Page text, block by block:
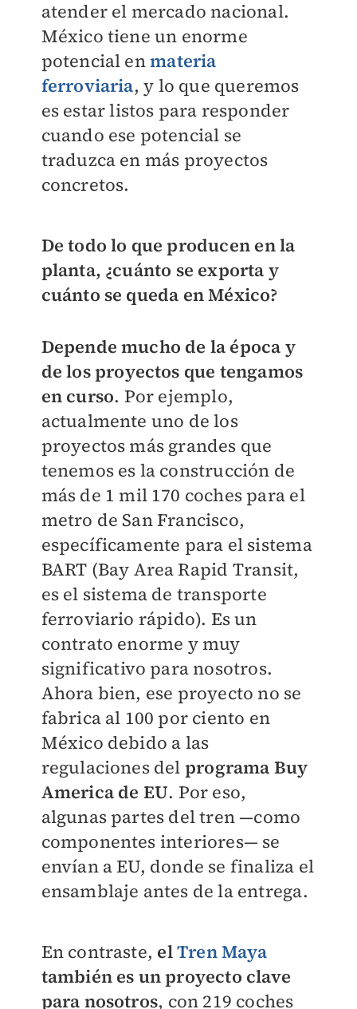
atender el mercado nacional.
México tiene un enorme
potencial enmateria
ferroviaria, y lo que queremos
es estar listos para responder
cuando ese potencial se
traduzca en más proyectos
concretos.
De todo lo que producen en la
planta, ¿cuánto se exporta y
cuánto se queda en México?
Depende mucho de la época y
de los proyectos que tengamos
en curso. Por ejemplo,
actualmente uno de los
proyectos más grandes que
tenemos es la construcción de
más de 1 mil 170 coches para el
metro de San Francisco,
específicamente para el sistema
BART (Bay Area Rapid Transit,
es el sistema de transporte
ferroviario rápido). Es un
contrato enorme y muy
significativo para nosotros.
Ahora bien, ese proyecto no se
fabrica al 100 por ciento en
México debido a las
regulaciones del programa Buy
America de EU. Por eso,
algunas partes del tren —como
componentes interiores— se
envían a EU, donde se finaliza el
ensamblaje antes de la entrega.
En contraste, elTren Maya
también es un proyecto clave
para nosotros, con 219 coches